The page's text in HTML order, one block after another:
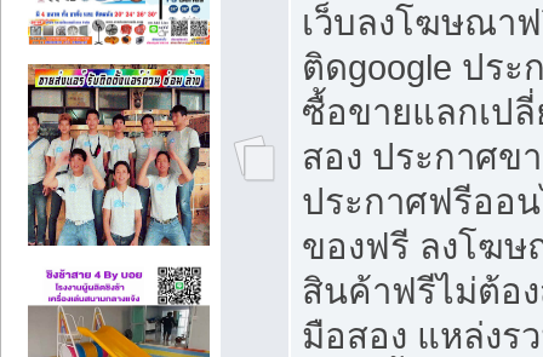
เว็บลงโฆษณา
ติดgoogle ปร
ซื้อขายแลกเป
สอง ประกาศข
ประกาศฟรีออ
ของฟรี ลงโฆ
สินค้าฟรีไม่ต้อ
มือสอง แหล่งร